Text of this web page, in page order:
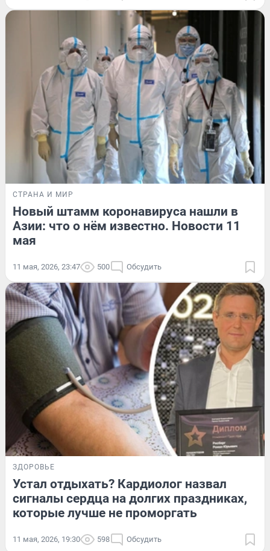
СТРАНА И МИР
Новый штамм коронавируса нашли в
Азии: что о нём известно. Новости 11
мая
11 мая, 2026, 23:47 500 Обсудить
ЗДОРОВЬЕ
Устал отдыхать? Кардиолог назвал
сигналы сердца на долгих праздниках,
которые лучше не проморгать
11 мая, 2026, 19:30 598 Обсудить